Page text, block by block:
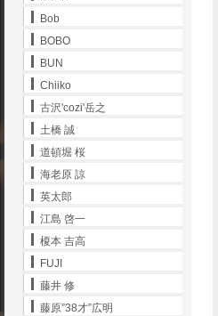
Bob
BOBO
BUN
Chiiko
古沢'cozi'岳之
土橋 誠
道頓堀 桜
海老原 諒
英太郎
江島 啓一
榎本 吉高
FUJI
藤井 修
藤原”38才”広明